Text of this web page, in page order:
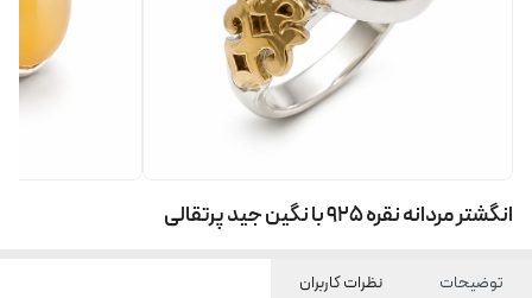
انگشتر مردانه نقره 925 با نگین جید پرتقالی
توضیحات نظرات کاربران